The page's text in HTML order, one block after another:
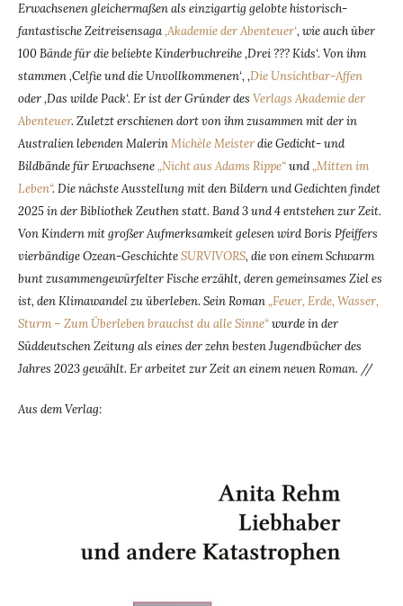
Erwachsenen gleichermaßen als einzigartig gelobte historisch-
fantastische Zeitreisensaga‚Akademie der Abenteuer‘, wie auch über
100 Bände für die beliebte Kinderbuchreihe ‚Drei ??? Kids‘. Von ihm
stammen ‚Celfie und die Unvollkommenen‘, ‚Die Unsichtbar-Affen
oder ‚Das wilde Pack‘. Er ist der Gründer des Verlags Akademie der
Abenteuer. Zuletzt erschienen dort von ihm zusammen mit der in
Australien lebenden MalerinMichèle Meisterdie Gedicht- und
Bildbände für Erwachsene„Nicht aus Adams Rippe“und„Mitten im
Leben“. Die nächste Ausstellung mit den Bildern und Gedichten findet
2025 in der Bibliothek Zeuthen statt. Band 3 und 4 entstehen zur Zeit.
Von Kindern mit großer Aufmerksamkeit gelesen wird Boris Pfeiffers
vierbändige Ozean-GeschichteSURVIVORS, die von einem Schwarm
bunt zusammengewürfelter Fische erzählt, deren gemeinsames Ziel es
ist, den Klimawandel zu überleben. Sein Roman„Feuer, Erde, Wasser,
Sturm – Zum Überleben brauchst du alle Sinne“wurde in der
Süddeutschen Zeitung als eines der zehn besten Jugendbücher des
Jahres 2023 gewählt. Er arbeitet zur Zeit an einem neuen Roman. //
Aus dem Verlag: